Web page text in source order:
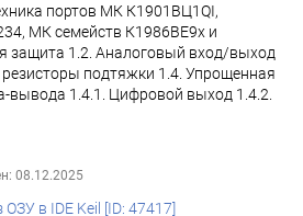
портов МК К1901ВЦ1QI,
МК семейств К1986ВЕ9x и
защита 1.2. Аналоговый вход/выход
подтяжки 1.4. Упрощенная
вывода 1.4.1. Цифровой выход 1.4.2.
08.12.2025
в IDE Keil [ID: 47417]